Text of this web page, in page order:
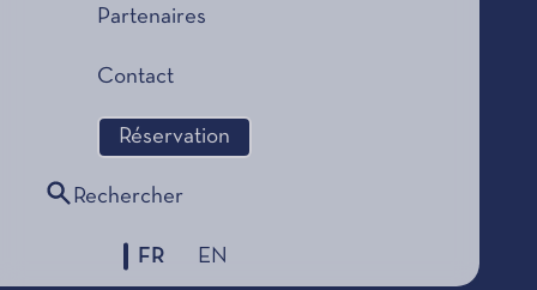
Partenaires
Contact
Réservation
Rechercher
FR EN